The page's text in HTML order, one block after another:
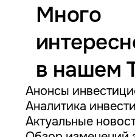
Много
в нашем
Анонсы
Аналитика
Актуальные